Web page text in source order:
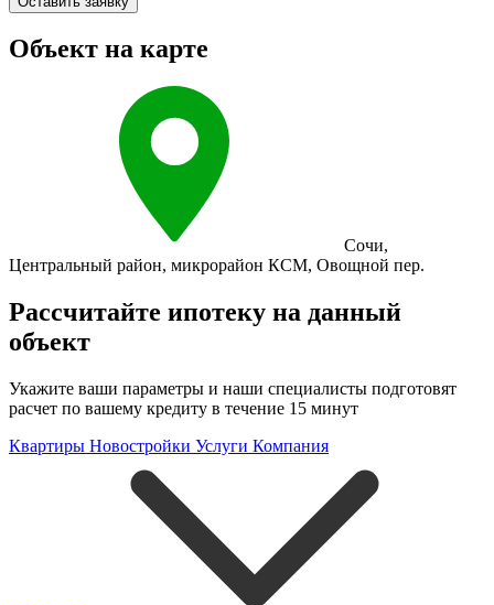
Объект на карте
Сочи,
Центральный район, микрорайон КСМ, Овощной пер.
Рассчитайте ипотеку на данный
объект
Укажите ваши параметры и наши специалисты подготовят
расчет по вашему кредиту в течение 15 минут
Квартиры Новостройки Услуги Компания